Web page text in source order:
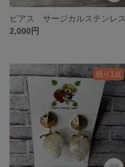
ピアス サージカルステンレス
2,000円
残り1点